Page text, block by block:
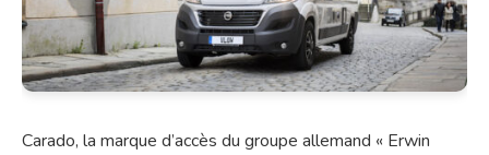
Carado, la marque d’accès du groupe allemand « Erwin